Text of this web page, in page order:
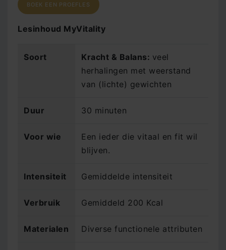
BOEK EEN PROEFLES
Lesinhoud MyVitality
Soort Kracht & Balans: veel
herhalingen met weerstand
van (lichte) gewichten
Duur 30 minuten
Voor wie
Een ieder die vitaal en fit wil
blijven.
Intensiteit Gemiddelde intensiteit
Verbruik Gemiddeld 200 Kcal
Materialen Diverse functionele attributen